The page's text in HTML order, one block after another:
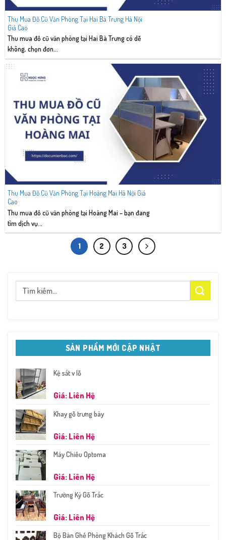
Thu Mua Đồ Cũ Văn Phòng Tại Hai Bà Trưng Hà Nội
Giá Cao
Thu mua đồ cũ văn phòng tại Hai Bà Trưng có dễ
không, chọn đơn...
Thu Mua Đồ Cũ Văn Phòng Tại Hoàng Mai Hà Nội Giá
Cao
Thu mua đồ cũ văn phòng tại Hoàng Mai – bạn đang
tìm dịch vụ...
1 2 3
Tìm
SẢN PHẨM MỚI CẬP NHẬT
Kệ sắt v lỗ
Giá: Liên Hệ
Khay gỗ trưng bày
Giá: Liên Hệ
Máy Chiếu Optoma
Giá: Liên Hệ
Trường Kỷ Gỗ Trắc
Giá: Liên Hệ
Bộ Bàn Ghế Phòng Khách Gỗ Trắc